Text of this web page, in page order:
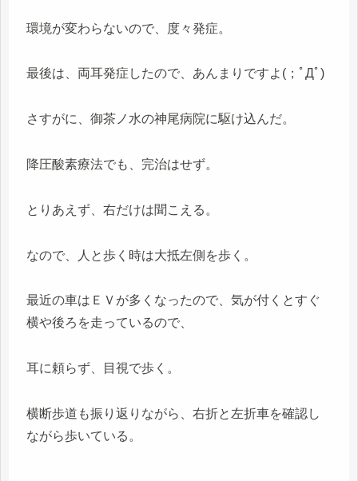
環境が変わらないので、度々発症。
最後は、両耳発症したので、あんまりですよ(；ﾟДﾟ)
さすがに、御茶ノ水の神尾病院に駆け込んだ。
降圧酸素療法でも、完治はせず。
とりあえず、右だけは聞こえる。
なので、人と歩く時は大抵左側を歩く。
最近の車はＥＶが多くなったので、気が付くとすぐ
横や後ろを走っているので、
耳に頼らず、目視で歩く。
横断歩道も振り返りながら、右折と左折車を確認し
ながら歩いている。